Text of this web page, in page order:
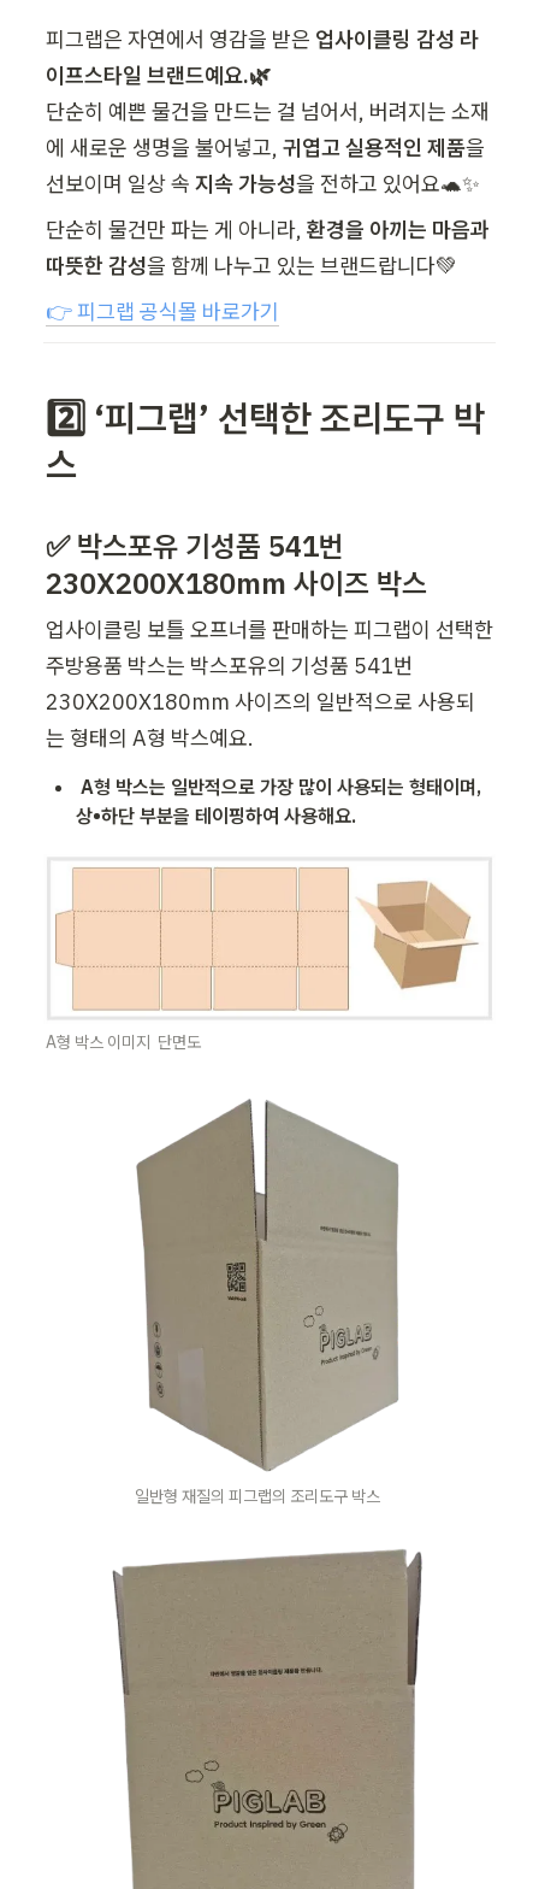
피그랩은 자연에서 영감을 받은 업사이클링 감성 라
이프스타일 브랜드예요.🌿
단순히 예쁜 물건을 만드는 걸 넘어서, 버려지는 소재
에 새로운 생명을 불어넣고, 귀엽고 실용적인 제품을
선보이며 일상 속 지속 가능성을 전하고 있어요🐢✨
단순히 물건만 파는 게 아니라, 환경을 아끼는 마음과
따뜻한 감성을 함께 나누고 있는 브랜드랍니다💚
👉 피그랩 공식몰 바로가기
2️⃣ ‘피그랩’ 선택한 조리도구 박
스
✅ 박스포유 기성품 541번
230X200X180mm 사이즈 박스
업사이클링 보틀 오프너를 판매하는 피그랩이 선택한
주방용품 박스는 박스포유의 기성품 541번
230X200X180mm 사이즈의 일반적으로 사용되
는 형태의 A형 박스예요.
A형 박스는 일반적으로 가장 많이 사용되는 형태이며,
상•하단 부분을 테이핑하여 사용해요.
A형 박스 이미지  단면도
일반형 재질의 피그랩의 조리도구 박스